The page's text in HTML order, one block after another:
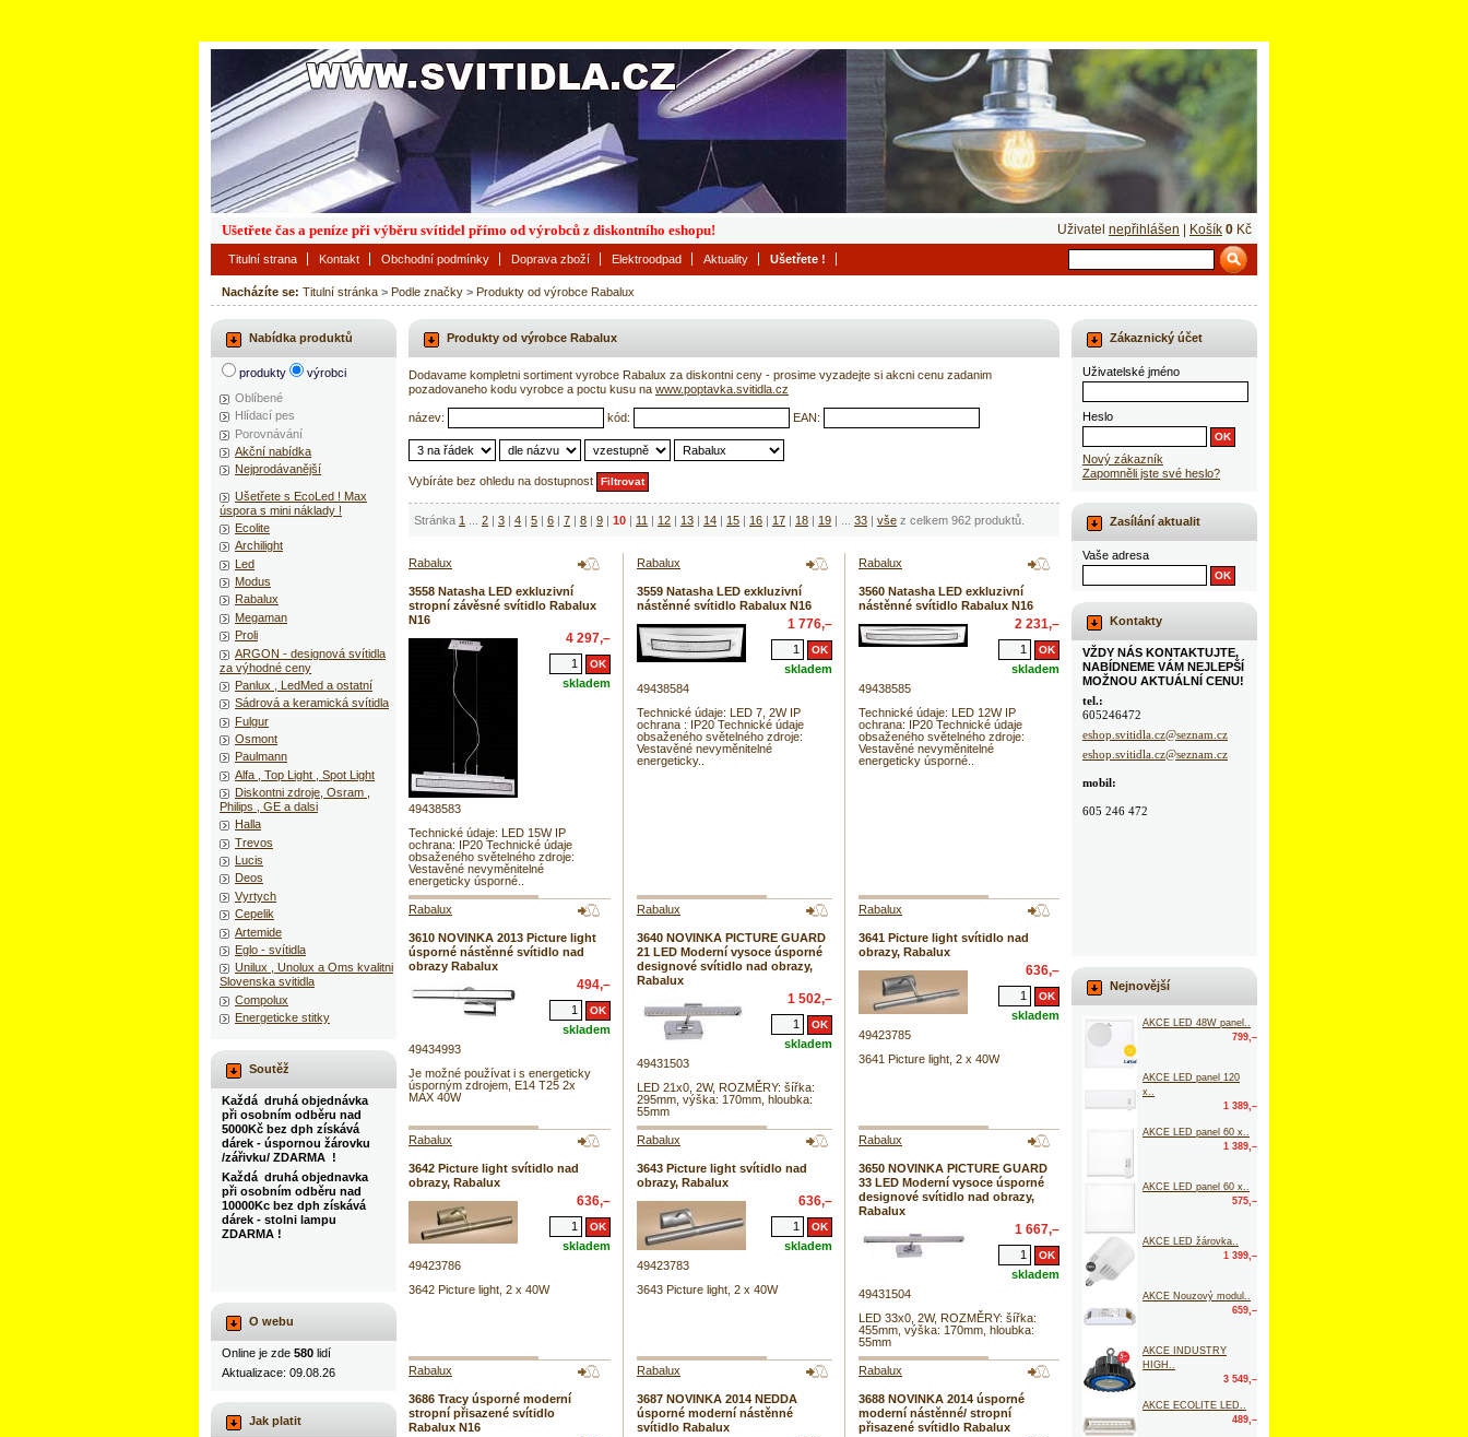
Nacházíte se: Titulní stránka > Podle značky > Produkty od výrobce Rabalux
Produkty od výrobce Rabalux
Dodavame kompletni sortiment vyrobce Rabalux za diskontni ceny - prosime vyzadejte si akcni cenu zadanim
pozadovaneho kodu vyrobce a poctu kusu na www.poptavka.svitidla.cz
název: kód: EAN:
Vybíráte bez ohledu na dostupnost
Stránka 1 2 | 3 | 4 | 5 | 6 | 7 | 8 | 9 | 10 | 11 | 12 | 13 | 14 | 15 | 16 | 17 | 18 | 19 | 33 | vše z celkem 962 produktů.
Rabalux
3558 Natasha LED exkluzivní
stropní závěsné svítidlo Rabalux
N16
4 297,–
skladem
49438583
Technické údaje: LED 15W IP
ochrana: IP20 Technické údaje
obsaženého světelného zdroje:
Vestavěné nevyměnitelné
energeticky úsporné..
Rabalux
3559 Natasha LED exkluzivní
nástěnné svítidlo Rabalux N16
1 776,–
skladem
49438584
Technické údaje: LED 7, 2W IP
ochrana : IP20 Technické údaje
obsaženého světelného zdroje:
Vestavěné nevyměnitelné
energeticky..
Rabalux
3560 Natasha LED exkluzivní
nástěnné svítidlo Rabalux N16
2 231,–
skladem
49438585
Technické údaje: LED 12W IP
ochrana: IP20 Technické údaje
obsaženého světelného zdroje:
Vestavěné nevyměnitelné
energeticky úsporné..
Rabalux
3610 NOVINKA 2013 Picture light
úsporné nástěnné svítidlo nad
obrazy Rabalux
494,–
skladem
49434993
Je možné používat i s energeticky
úsporným zdrojem, E14 T25 2x
MAX 40W
Rabalux
3640 NOVINKA PICTURE GUARD
21 LED Moderní vysoce úsporné
designové svítidlo nad obrazy,
Rabalux
1 502,–
skladem
49431503
LED 21x0, 2W, ROZMĚRY: šířka:
295mm, výška: 170mm, hloubka:
55mm
Rabalux
3641 Picture light svítidlo nad
obrazy, Rabalux
636,–
skladem
49423785
3641 Picture light, 2 x 40W
Rabalux
3642 Picture light svítidlo nad
obrazy, Rabalux
636,–
skladem
49423786
3642 Picture light, 2 x 40W
Rabalux
3643 Picture light svítidlo nad
obrazy, Rabalux
636,–
skladem
49423783
3643 Picture light, 2 x 40W
Rabalux
3650 NOVINKA PICTURE GUARD
33 LED Moderní vysoce úsporné
designové svítidlo nad obrazy,
Rabalux
1 667,–
skladem
49431504
LED 33x0, 2W, ROZMĚRY: šířka:
455mm, výška: 170mm, hloubka:
55mm
Rabalux
3686 Tracy úsporné moderní
stropní přisazené svítidlo
Rabalux N16
Rabalux
3687 NOVINKA 2014 NEDDA
úsporné moderní nástěnné
svítidlo Rabalux
Rabalux
3688 NOVINKA 2014 úsporné
moderní nástěnné/ stropní
přisazené svítidlo Rabalux
Zákaznický účet
Uživatelské jméno
Heslo
Nový zákazník
Zapomněli jste své heslo?
Zasílání aktualit
Vaše adresa
Kontakty
VŽDY NÁS KONTAKTUJTE,
NABÍDNEME VÁM NEJLEPŠÍ
MOŽNOU AKTUÁLNÍ CENU!
tel.:
605246472
eshop.svitidla.cz@seznam.cz
eshop.svitidla.cz@seznam.cz
mobil:
605 246 472
Nejnovější
AKCE LED 48W panel..
799,–
AKCE LED panel 120
x..
1 389,–
AKCE LED panel 60 x..
1 389,–
AKCE LED panel 60 x..
575,–
AKCE LED žárovka..
1 399,–
AKCE Nouzový modul..
659,–
AKCE INDUSTRY
HIGH..
3 549,–
AKCE ECOLITE LED..
489,–
Nabídka produktů
produkty
výrobci
Oblíbené
Hlídací pes
Porovnávání
Akční nabídka
Nejprodávanější
Ušetřete s EcoLed ! Max
úspora s mini náklady !
Ecolite
Archilight
Led
Modus
Rabalux
Megaman
Proli
ARGON - designová svítidla
za výhodné ceny
Panlux , LedMed a ostatní
Sádrová a keramická svítidla
Fulgur
Osmont
Paulmann
Alfa , Top Light , Spot Light
Diskontni zdroje, Osram ,
Philips , GE a dalsi
Halla
Trevos
Lucis
Deos
Vyrtych
Cepelik
Artemide
Eglo - svítidla
Unilux , Unolux a Oms kvalitni
Slovenska svitidla
Compolux
Energeticke stitky
Soutěž
Každá druhá objednávka
při osobním odběru nad
5000Kč bez dph získává
dárek - úspornou žárovku
/zářivku/ ZDARMA !
Každá druhá objednavka
při osobním odběru nad
10000Kc bez dph získává
dárek - stolni lampu
ZDARMA !
O webu
Online je zde 580 lidí
Aktualizace: 09.08.26
Jak platit
Titulní strana Kontakt Obchodní podmínky Doprava zboží Elektroodpad Aktuality Ušetřete !
Ušetřete čas a peníze při výběru svítidel přímo od výrobců z diskontního eshopu! Uživatel nepřihlášen Košík 0 Kč